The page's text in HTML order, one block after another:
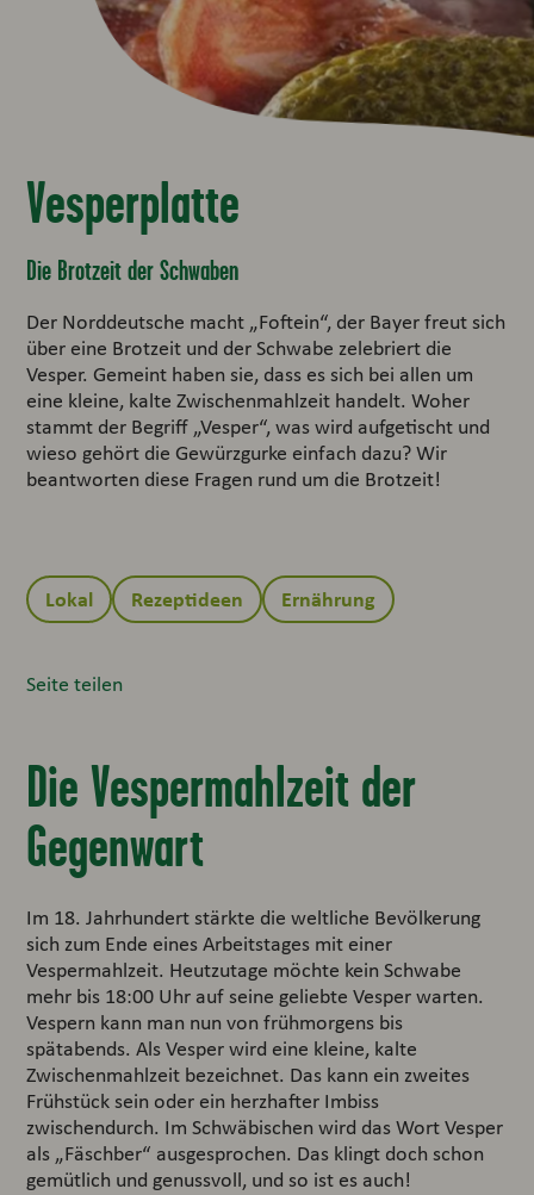
Vesperplatte
Die Brotzeit der Schwaben
Der Norddeutsche macht „Foftein“, der Bayer freut sich
über eine Brotzeit und der Schwabe zelebriert die
Vesper. Gemeint haben sie, dass es sich bei allen um
eine kleine, kalte Zwischenmahlzeit handelt. Woher
stammt der Begriff „Vesper“, was wird aufgetischt und
wieso gehört die Gewürzgurke einfach dazu? Wir
beantworten diese Fragen rund um die Brotzeit!
Lokal Rezeptideen Ernährung
Seite teilen
Die Vespermahlzeit der
Gegenwart
Im 18. Jahrhundert stärkte die weltliche Bevölkerung
sich zum Ende eines Arbeitstages mit einer
Vespermahlzeit. Heutzutage möchte kein Schwabe
mehr bis 18:00 Uhr auf seine geliebte Vesper warten.
Vespern kann man nun von frühmorgens bis
spätabends. Als Vesper wird eine kleine, kalte
Zwischenmahlzeit bezeichnet. Das kann ein zweites
Frühstück sein oder ein herzhafter Imbiss
zwischendurch. Im Schwäbischen wird das Wort Vesper
als „Fäschber“ ausgesprochen. Das klingt doch schon
gemütlich und genussvoll, und so ist es auch!